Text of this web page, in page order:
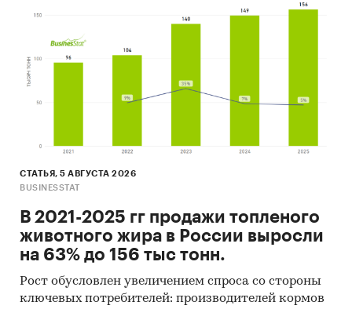
СТАТЬЯ, 5 АВГУСТА 2026
BUSINESSTAT
В 2021-2025 гг продажи топленого
животного жира в России выросли
на 63% до 156 тыс тонн.
Рост обусловлен увеличением спроса со стороны
ключевых потребителей: производителей кормов